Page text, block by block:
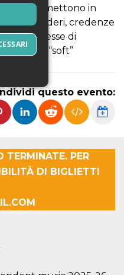
gli artisti mettono in
desideri, credenze
le promesse di
“soft”
questo evento:
TERMINATE. PER
DI BIGLIETTI
1 anno
captcha or